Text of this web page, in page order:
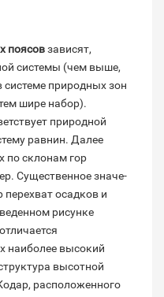
поясовзависят,
системы (чем выше,
природных зон
шире набор).
природной
равнин. Далее
по склонам гор
Существенное значе­
перехват осадков и
рисунке
наиболее высокий
высотной
распо­ложенного